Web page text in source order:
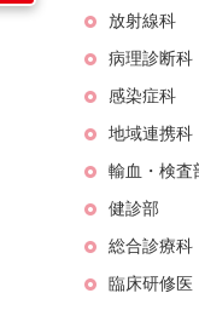
放射線科
病理診断科
感染症科
地域連携科
輸血・検査
健診部
総合診療科
臨床研修医